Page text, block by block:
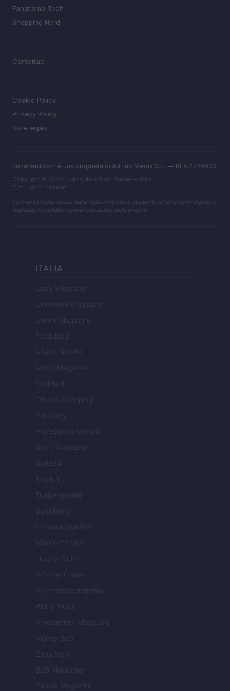
Fanatismo Tech
Shopping Nerd
Contattaci
Cookie Policy
Privacy Policy
Note legali
zonanerd.com è una proprietà di AdHub Media S.r.l. — REA 2729933
Copyright © 2026 · Edito da AdHub Media — Italia
Tutti i diritti riservati
I contenuti sono curati dalla redazione con il supporto di strumenti digitali e
realizzati in collaborazione con autori indipendenti.
ITALIA
Casa Magazine
Cineverse Magazine
Donne Magazine
Food Blog
Milano Notizie
Motor Magazine
Notizie.it
Offerte Shopping
Pet Story
Professione Lavoro
Sport Magazine
Style24
Think.it
Tuobenessere
Viaggiamo
Nonne Magazine
Milano Cortina
Luxury Club
Il Calcio Online
Professione mamma
World Music
Investimenti Magazine
Money 365
Zona Nerd
B2B Magazine
People Magazine